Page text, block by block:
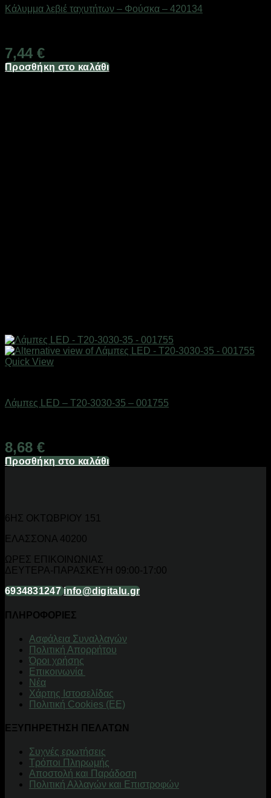
Κάλυμμα λεβιέ ταχυτήτων – Φούσκα – 420134
7,44 €
Προσθήκη στο καλάθι
Quick View
Λάμπες LED – T20-3030-35 – 001755
8,68 €
Προσθήκη στο καλάθι
6ΗΣ ΟΚΤΩΒΡΙΟΥ 151
ΕΛΑΣΣΟΝΑ 40200
ΩΡΕΣ ΕΠΙΚΟΙΝΩΝΙΑΣ
ΔΕΥΤΕΡΑ-ΠΑΡΑΣΚΕΥΗ 09:00-17:00
6934831247 info@digitalu.gr
ΠΛΗΡΟΦΟΡΙΕΣ
Aσφάλεια Συναλλαγών
Πολιτική Απορρήτου
Όροι χρήσης
Επικοινωνία
Νέα
Χάρτης Ιστοσελίδας
Πολιτική Cookies (ΕΕ)
ΕΞΥΠΗΡΕΤΗΣΗ ΠΕΛΑΤΩΝ
Συχνές ερωτήσεις
Τρόποι Πληρωμής
Αποστολή και Παράδοση
Πολιτική Αλλαγών και Επιστροφών